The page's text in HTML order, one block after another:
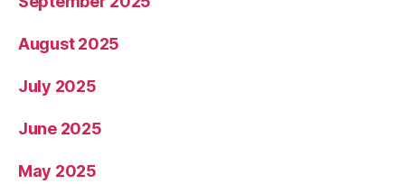
August 2025
July 2025
June 2025
May 2025